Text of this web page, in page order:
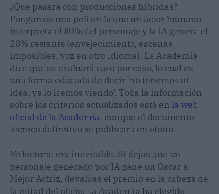
¿Qué pasará con producciones híbridas?
Pongamos una peli en la que un actor humano
interpreta el 80% del personaje y la IA genera el
20% restante (envejecimiento, escenas
imposibles, voz en otro idioma). La Academia
dice que se evaluará caso por caso, lo cual es
una forma educada de decir 'no tenemos ni
idea, ya lo iremos viendo'. Toda la información
sobre los criterios actualizados está en la web
oficial de la Academia, aunque el documento
técnico definitivo se publicará en otoño.
Mi lectura: era inevitable. Si dejas que un
personaje generado por IA gane un Oscar a
Mejor Actriz, devalúas el premio en la cabeza de
la mitad del oficio. La Academia ha elegido